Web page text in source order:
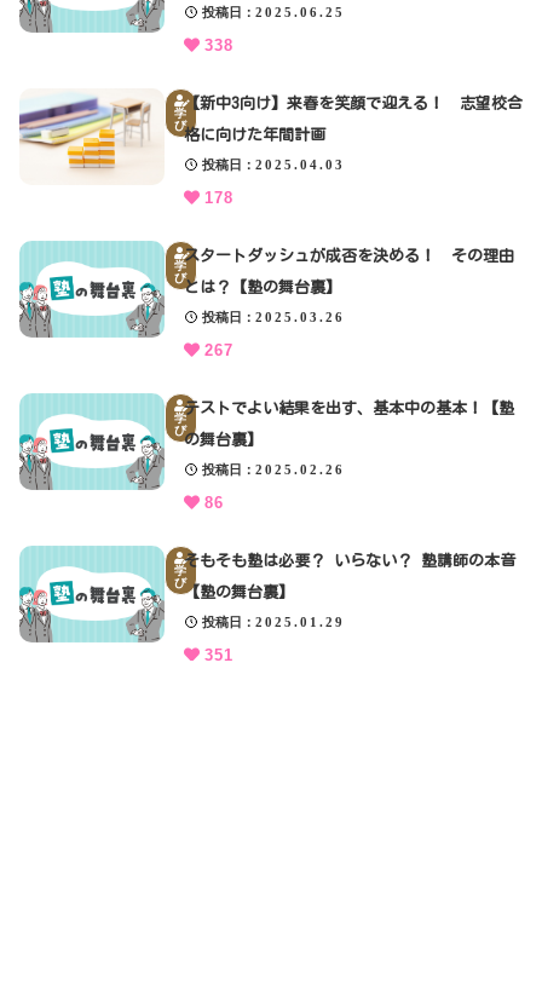
投稿日 2025.06.25
338
学
び
【新中3向け】来春を笑顔で迎える！ 志望校合
格に向けた年間計画
投稿日 2025.04.03
178
学
び
スタートダッシュが成否を決める！ その理由
とは？【塾の舞台裏】
投稿日 2025.03.26
267
学
び
テストでよい結果を出す、基本中の基本！【塾
の舞台裏】
投稿日 2025.02.26
86
学
び
そもそも塾は必要？ いらない？ 塾講師の本音
【塾の舞台裏】
投稿日 2025.01.29
351